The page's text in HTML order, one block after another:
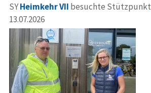
SYHeimkehr VII besuchte Stützpunkt
13.07.2026